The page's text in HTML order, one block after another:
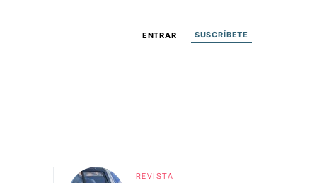
ENTRAR SUSCRÍBETE
REVISTA